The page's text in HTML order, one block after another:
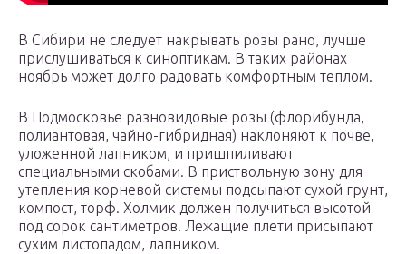
В Сибири не следует накрывать розы рано, лучше
прислушиваться к синоптикам. В таких районах
ноябрь может долго радовать комфортным теплом.
В Подмосковье разновидовые розы (флорибунда,
полиантовая, чайно-гибридная) наклоняют к почве,
уложенной лапником, и пришпиливают
специальными скобами. В приствольную зону для
утепления корневой системы подсыпают сухой грунт,
компост, торф. Холмик должен получиться высотой
под сорок сантиметров. Лежащие плети присыпают
сухим листопадом, лапником.